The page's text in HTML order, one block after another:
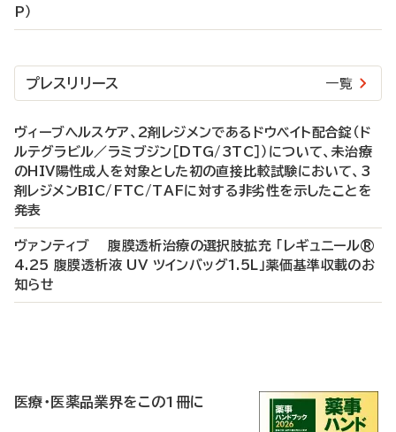
P）
プレスリリース 一覧
ヴィーブヘルスケア、2剤レジメンであるドウベイト配合錠（ド
ルテグラビル／ラミブジン［DTG/3TC］）について、未治療
のHIV陽性成人を対象とした初の直接比較試験において、3
剤レジメンBIC/FTC/TAFに対する非劣性を示したことを
発表
ヴァンティブ 腹膜透析治療の選択肢拡充 「レギュニール®
4.25 腹膜透析液 UV ツインバッグ1.5L」薬価基準収載のお
知らせ
医療・医薬品業界をこの1冊に